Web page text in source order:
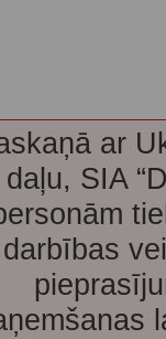
ar
daļu, SIA
darbības